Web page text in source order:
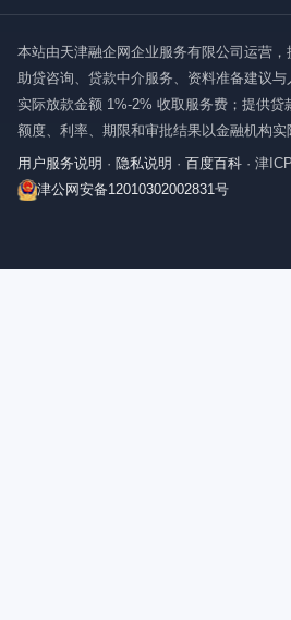
本站由天津融企网企业服务有限公司运营，
助贷咨询、贷款中介服务、资料准备建议
实际放款金额 1%-2% 收取服务费；提供贷
额度、利率、期限和审批结果以金融机构实
用户服务说明 · 隐私说明 · 百度百科 · 津
津公网安备12010302002831号